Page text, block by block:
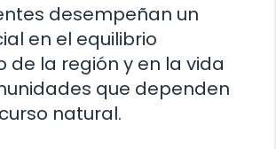
desempeñan un
en el equilibrio
de la región y en la vida
que dependen
natural.